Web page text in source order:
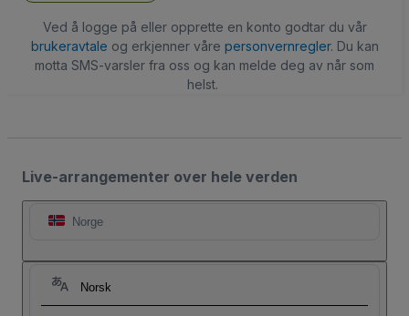
Ved å logge på eller opprette en konto godtar du vår
brukeravtale og erkjenner våre personvernregler. Du kan
motta SMS-varsler fra oss og kan melde deg av når som
helst.
Live-arrangementer over hele verden
Norge
Norsk